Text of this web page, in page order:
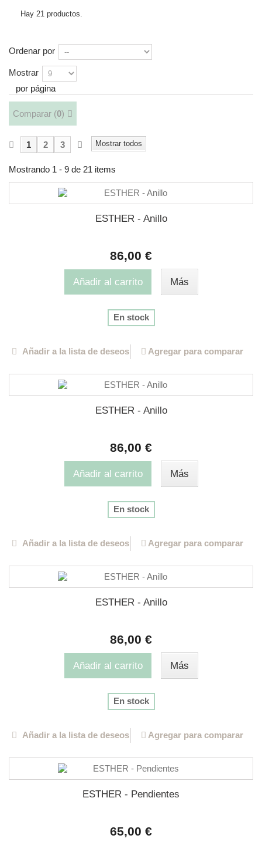
Hay 21 productos.
Ordenar por
Mostrar
por página
Comparar (0)
Mostrar todos
1 2 3
Mostrando 1 - 9 de 21 items
ESTHER - Anillo
86,00 €
Añadir al carrito Más
En stock
Añadir a la lista de deseos Agregar para comparar
ESTHER - Anillo
86,00 €
Añadir al carrito Más
En stock
Añadir a la lista de deseos Agregar para comparar
ESTHER - Anillo
86,00 €
Añadir al carrito Más
En stock
Añadir a la lista de deseos Agregar para comparar
ESTHER - Pendientes
65,00 €